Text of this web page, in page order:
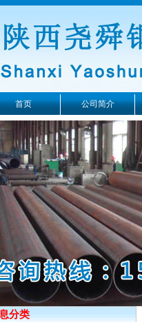
首页 公司简介
分类